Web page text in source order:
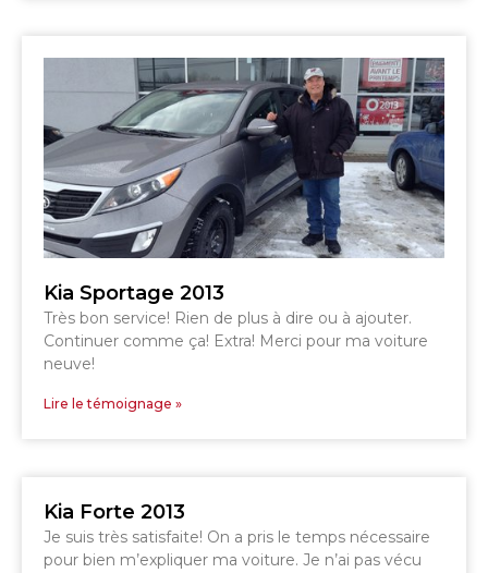
Kia Sportage 2013
Très bon service! Rien de plus à dire ou à ajouter.
Continuer comme ça! Extra! Merci pour ma voiture
neuve!
Lire le témoignage »
Kia Forte 2013
Je suis très satisfaite! On a pris le temps nécessaire
pour bien m’expliquer ma voiture. Je n’ai pas vécu
SHERBROOKE
SHERBROOKE
DRUMMONDVILLE
GRANBY
ST-HYACINTHE
GRANBY